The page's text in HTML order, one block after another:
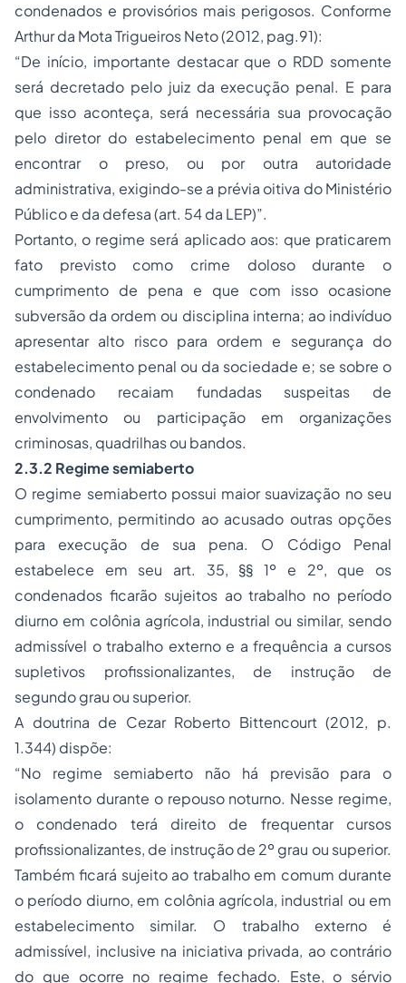
condenados e provisórios mais perigosos. Conforme
Arthur da Mota Trigueiros Neto (2012, pag.91):
“De início, importante destacar que o RDD somente
será decretado pelo juiz da execução penal. E para
que isso aconteça, será necessária sua provocação
pelo diretor do estabelecimento penal em que se
encontrar o preso, ou por outra autoridade
administrativa, exigindo-se a prévia oitiva do Ministério
Público e da defesa (art. 54 da LEP)”.
Portanto, o regime será aplicado aos: que praticarem
fato previsto como crime doloso durante o
cumprimento de pena e que com isso ocasione
subversão da ordem ou disciplina interna; ao indivíduo
apresentar alto risco para ordem e segurança do
estabelecimento penal ou da sociedade e; se sobre o
condenado recaiam fundadas suspeitas de
envolvimento ou participação em organizações
criminosas, quadrilhas ou bandos.
2.3.2 Regime semiaberto
O regime semiaberto possui maior suavização no seu
cumprimento, permitindo ao acusado outras opções
para execução de sua pena. O Código Penal
estabelece em seu art. 35, §§ 1º e 2º, que os
condenados ficarão sujeitos ao trabalho no período
diurno em colônia agrícola, industrial ou similar, sendo
admissível o trabalho externo e a frequência a cursos
supletivos profissionalizantes, de instrução de
segundo grau ou superior.
A doutrina de Cezar Roberto Bittencourt (2012, p.
1.344) dispõe:
“No regime semiaberto não há previsão para o
isolamento durante o repouso noturno. Nesse regime,
o condenado terá direito de frequentar cursos
profissionalizantes, de instrução de 2º grau ou superior.
Também ficará sujeito ao trabalho em comum durante
o período diurno, em colônia agrícola, industrial ou em
estabelecimento similar. O trabalho externo é
admissível, inclusive na iniciativa privada, ao contrário
do que ocorre no regime fechado. Este, o sérvio